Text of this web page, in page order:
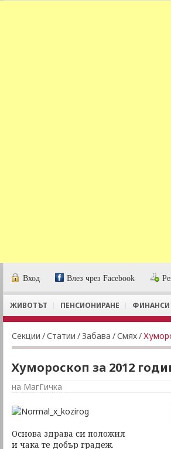
Вход Влез чрез Facebook
ЖИВОТЪТ ПЕНСИОНИРАНЕ ФИНАНСИ
Секции /Статии / Забава /Смях/
Хумороскоп за 2012
на МагГичка
Основа здрава си положил
и чака те добър градеж.